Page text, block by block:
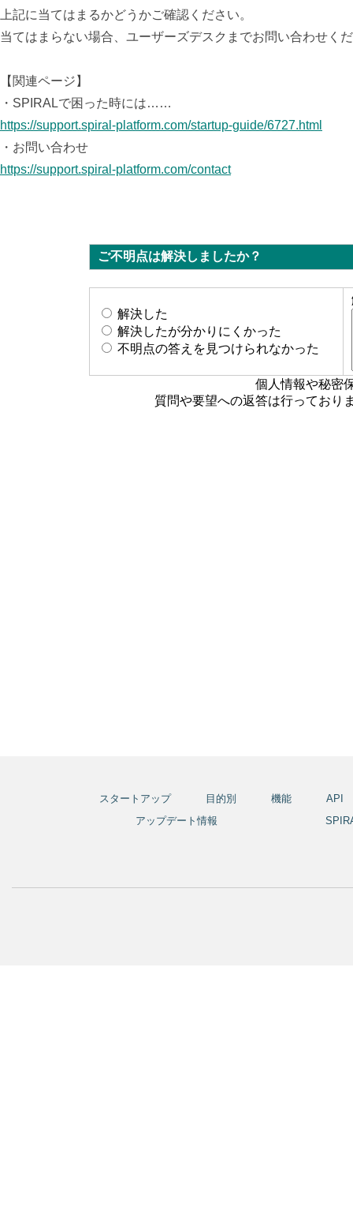
上記に当てはまるかどうかご確認ください。
当てはまらない場合、ユーザーズデスクまでお問い合わせく
【関連ページ】
・SPIRALで困った時には……
https://support.spiral-platform.com/startup-guide/6727.html
・お問い合わせ
https://support.spiral-platform.com/contact
スタートアップ 目的別 機能
API
アップデート情報